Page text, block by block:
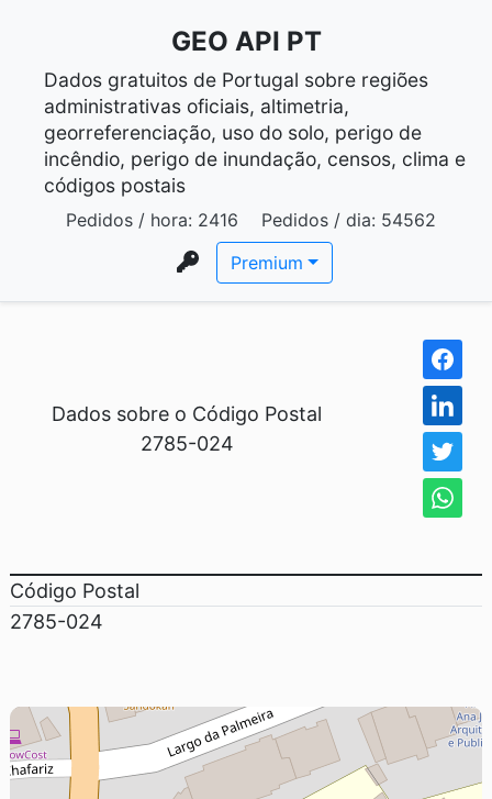
GEO API PT
Dados gratuitos de Portugal sobre regiões
administrativas oficiais, altimetria,
georreferenciação, uso do solo, perigo de
incêndio, perigo de inundação, censos, clima e
códigos postais
Pedidos / hora: 2416 Pedidos / dia: 54562
Premium
Dados sobre o Código Postal
2785-024
Código Postal
2785-024